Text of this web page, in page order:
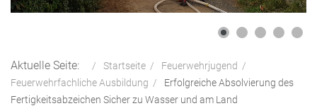
Aktuelle Seite: Startseite
Feuerwehrjugend
Feuerwehrfachliche Ausbildung
Erfolgreiche Absolvierung des
Fertigkeitsabzeichen Sicher zu Wasser und am Land